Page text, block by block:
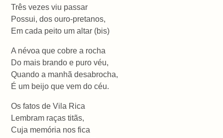
Três vezes viu passar
Possui, dos ouro-pretanos,
Em cada peito um altar (bis)
A névoa que cobre a rocha
Do mais brando e puro véu,
Quando a manhã desabrocha,
É um beijo que vem do céu.
Os fatos de Vila Rica
Lembram raças titãs,
Cuja memória nos fica